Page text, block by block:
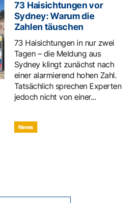
73 Haisichtungen vor
Sydney: Warum die
Zahlen täuschen
73 Haisichtungen in nur zwei
Tagen – die Meldung aus
Sydney klingt zunächst nach
einer alarmierend hohen Zahl.
Tatsächlich sprechen Experten
jedoch nicht von einer...
News